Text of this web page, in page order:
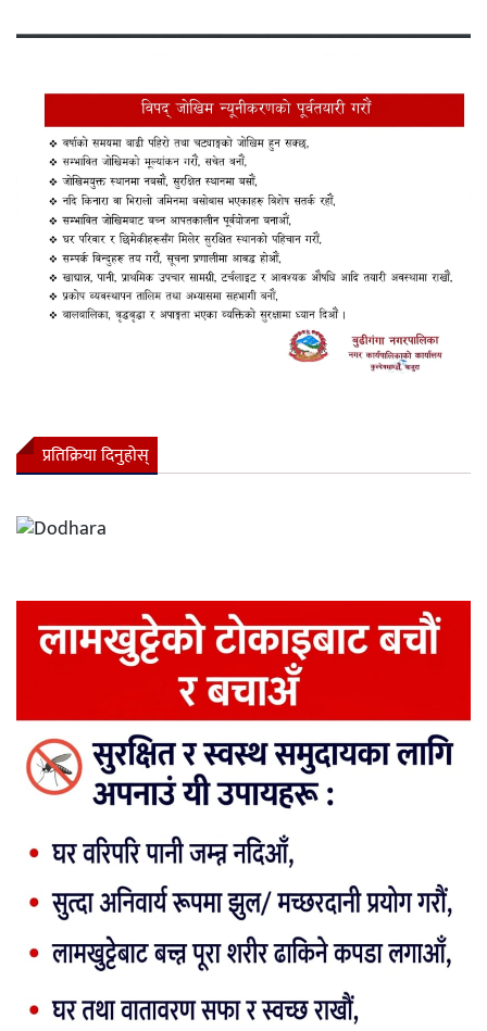
प्रतिक्रिया दिनुहोस्